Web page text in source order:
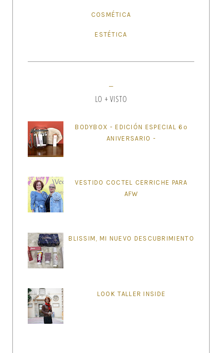
COSMÉTICA
ESTÉTICA
LO + VISTO
BODYBOX - EDICIÓN ESPECIAL 6º
ANIVERSARIO -
VESTIDO COCTEL CERRICHE PARA
AFW
BLISSIM, MI NUEVO DESCUBRIMIENTO
LOOK TALLER INSIDE